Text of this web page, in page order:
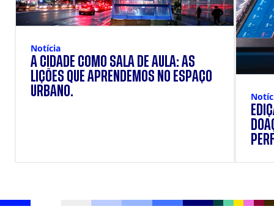
Notícia
A CIDADE COMO SALA DE AULA: AS
LIÇÕES QUE APRENDEMOS NO ESPAÇO
URBANO.